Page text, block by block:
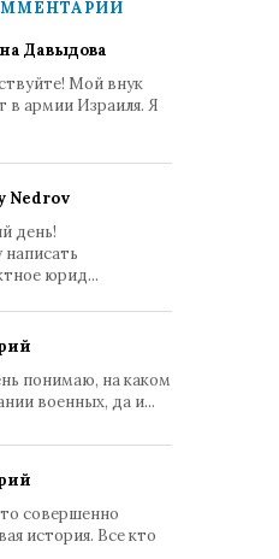
Давыдова
Мой внук
в армии Израиля. Я
Nedrov
день!
юрид...
понимаю, на каком
военных, да и...
совершенно
история. Все кто